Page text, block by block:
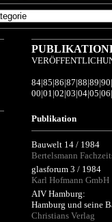
84|85|86|87|88|89|90|
00|01|02|03|04|05|06|
Publikation
Bauwelt 14 / 1984
Bertelsmann
glasforum 3 / 1984
Karl Hofmann GmbH
AIV Hamburg:
Hamburg und seine
Christians Verlag